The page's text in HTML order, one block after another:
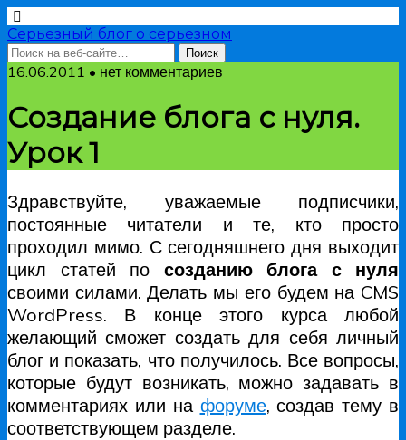
Серьезный блог о серьезном
16.06.2011 • нет комментариев
Создание блога с нуля.
Урок 1
Здравствуйте, уважаемые подписчики,
постоянные читатели и те, кто просто
проходил мимо. С сегодняшнего дня выходит
цикл статей по созданию блога с нуля
своими силами. Делать мы его будем на CMS
WordPress. В конце этого курса любой
желающий сможет создать для себя личный
блог и показать, что получилось. Все вопросы,
которые будут возникать, можно задавать в
комментариях или на форуме, создав тему в
соответствующем разделе.